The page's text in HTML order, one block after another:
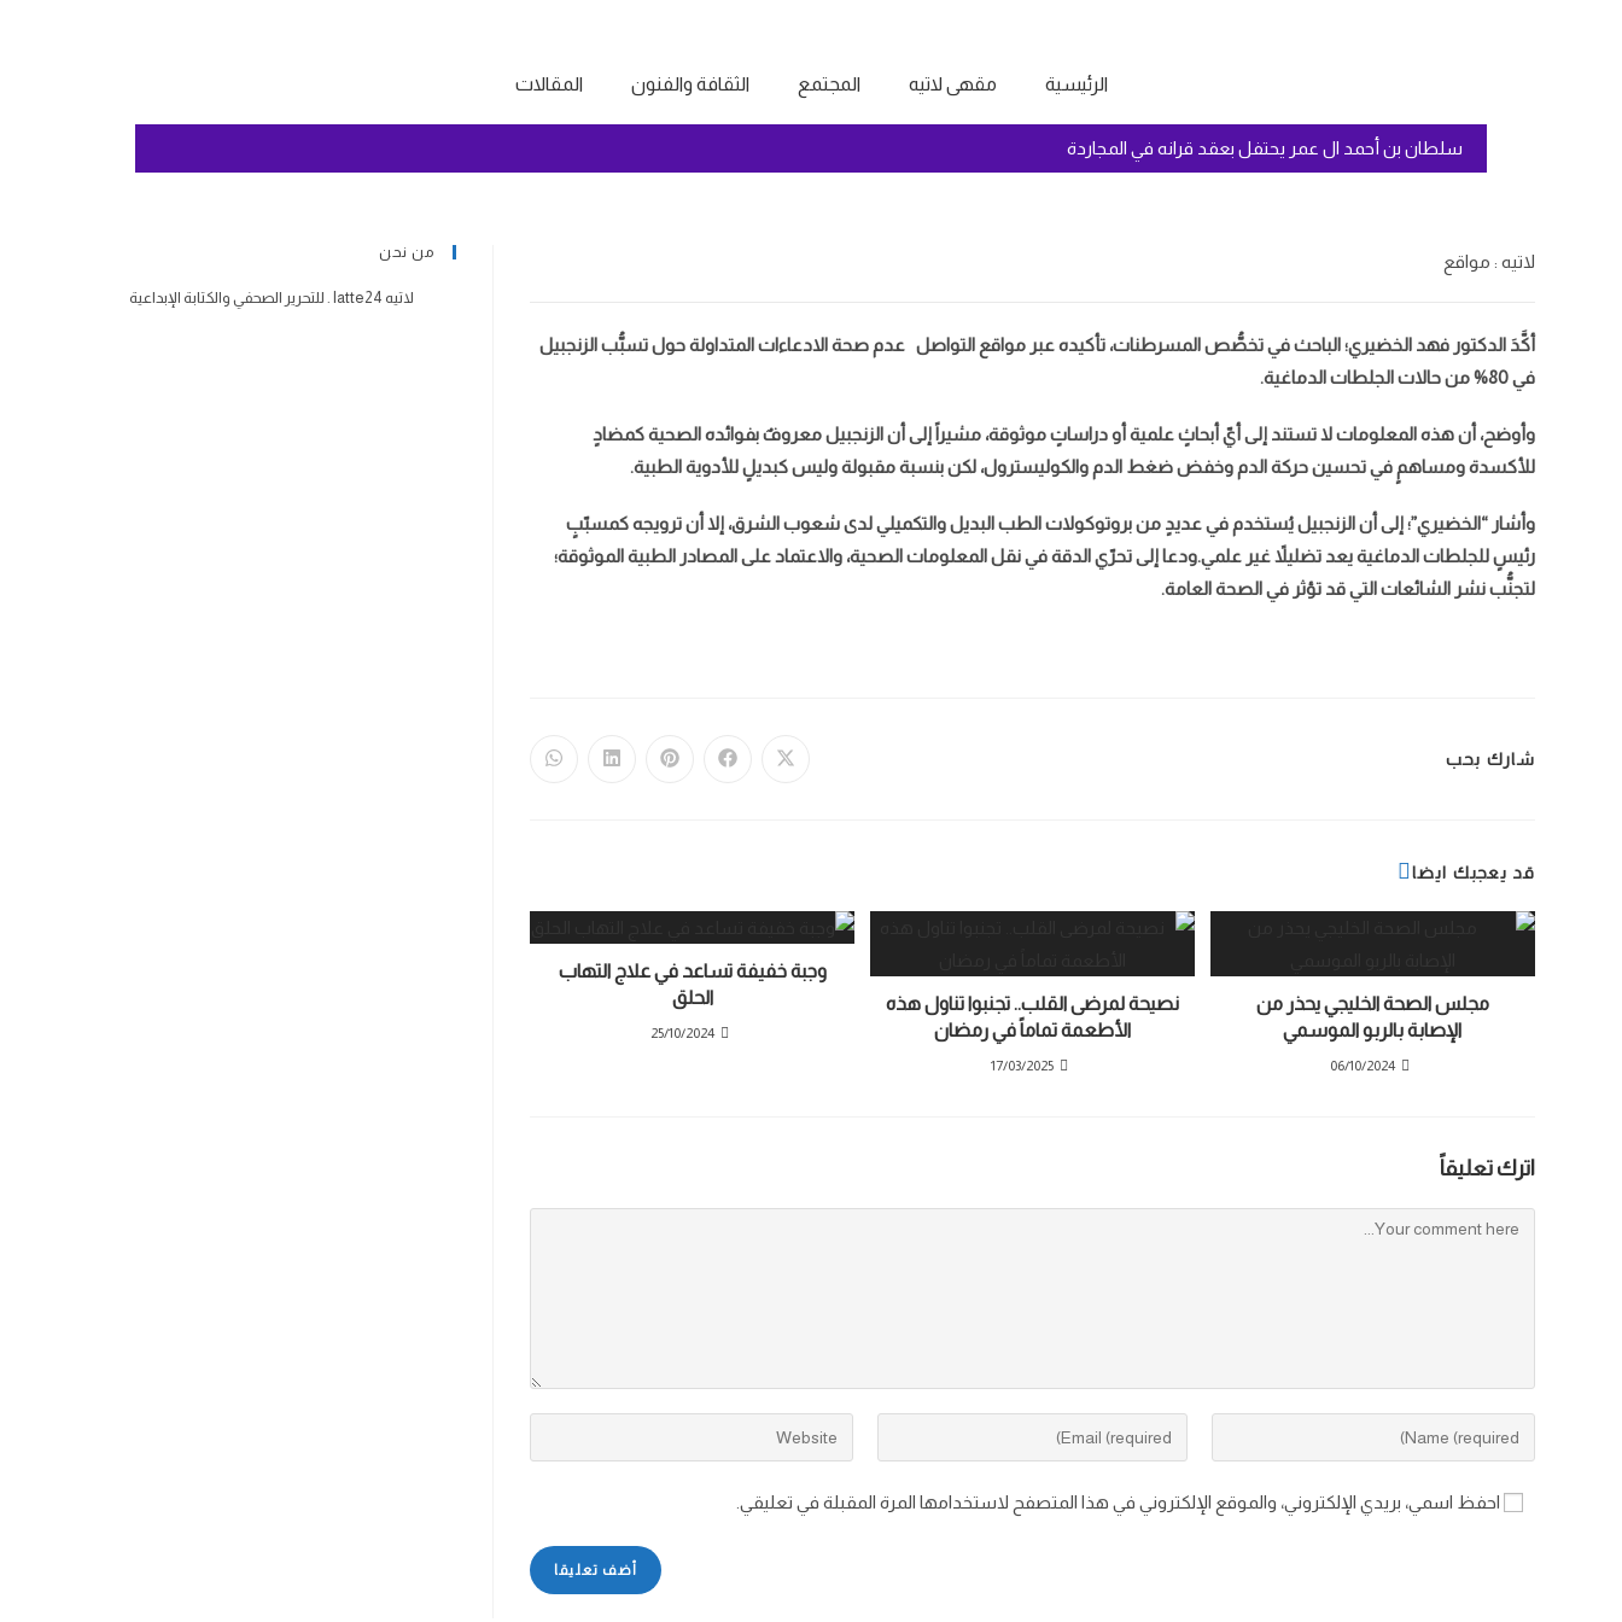
الرئيسية مقهى لاتيه المجتمع الثقافة والفنون المقالات
سلطان بن أحمد ال عمر يحتفل بعقد قرانه في المجاردة
لاتيه : مواقع
أكَّدَ الدكتور فهد الخضيري؛ الباحث في تخصُّص المسرطنات، تأكيده عبر مواقع التواصل عدم صحة الادعاءات المتداولة حول تسبُّب الزنجبيل
في 80% من حالات الجلطات الدماغية.
وأوضح، أن هذه المعلومات لا تستند إلى أيّ أبحاثٍ علمية أو دراساتٍ موثوقة، مشيراً إلى أن الزنجبيل معروفٌ بفوائده الصحية كمضادٍ
للأكسدة ومساهمٍ في تحسين حركة الدم وخفض ضغط الدم والكوليسترول، لكن بنسبة مقبولة وليس كبديلٍ للأدوية الطبية.
وأشار “الخضيري”؛ إلى أن الزنجبيل يُستخدم في عديدٍ من بروتوكولات الطب البديل والتكميلي لدى شعوب الشرق، إلا أن ترويجه كمسبّبٍ
رئيسٍ للجلطات الدماغية يعد تضليلاً غير علمي.ودعا إلى تحرّي الدقة في نقل المعلومات الصحية، والاعتماد على المصادر الطبية الموثوقة؛
لتجنُّب نشر الشائعات التي قد تؤثر في الصحة العامة.
شارك بحب
قد يعجبك ايضا
وجبة خفيفة تساعد في علاج التهاب
الحلق
25/10/2024
نصيحة لمرضى القلب.. تجنبوا تناول هذه
الأطعمة تماماً في رمضان
17/03/2025
مجلس الصحة الخليجي يحذر من
الإصابة بالربو الموسمي
06/10/2024
اترك تعليقاً
احفظ اسمي، بريدي الإلكتروني، والموقع الإلكتروني في هذا المتصفح لاستخدامها المرة المقبلة في تعليقي.
من نحن
لاتيه latte24 . للتحرير الصحفي والكتابة الإبداعية